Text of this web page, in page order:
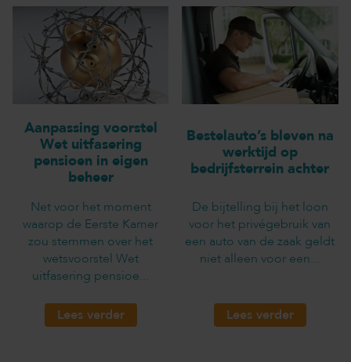
Aanpassing voorstel
Wet uitfasering
pensioen in eigen
beheer
Net voor het moment
waarop de Eerste Kamer
zou stemmen over het
wetsvoorstel Wet
uitfasering pensioe...
Lees verder
Bestelauto’s bleven na
werktijd op
bedrijfsterrein achter
De bijtelling bij het loon
voor het privégebruik van
een auto van de zaak geldt
niet alleen voor een...
Lees verder